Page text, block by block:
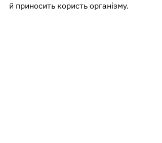
й приносить користь організму.